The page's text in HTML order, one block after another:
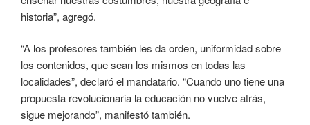
historia”, agregó.
“A los profesores también les da orden, uniformidad sobre
los contenidos, que sean los mismos en todas las
localidades”, declaró el mandatario. “Cuando uno tiene una
propuesta revolucionaria la educación no vuelve atrás,
sigue mejorando”, manifestó también.